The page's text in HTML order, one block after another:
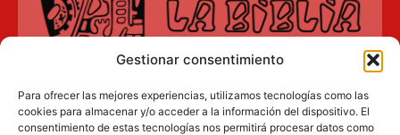
Gestionar consentimiento
Para ofrecer las mejores experiencias, utilizamos tecnologías como las
cookies para almacenar y/o acceder a la información del dispositivo. El
consentimiento de estas tecnologías nos permitirá procesar datos como
Política de privacidad